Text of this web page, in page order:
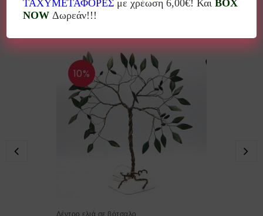
Σχετικά προϊόντα
10%
Δέντρο ελιά σε βότσαλο
ΤΑΧΥΜΕΤΑΦΟΡΕΣ με χρέωση 6,00€! ΚαιBOX
NOW Δωρεάν!!!